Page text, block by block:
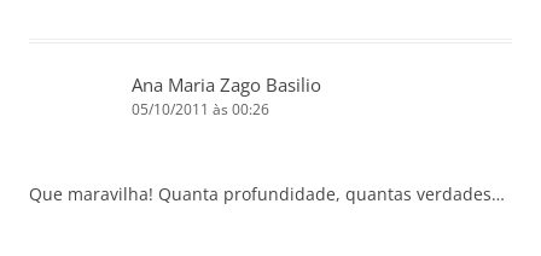
Ana Maria Zago Basilio
05/10/2011 às 00:26
Que maravilha! Quanta profundidade, quantas verdades…